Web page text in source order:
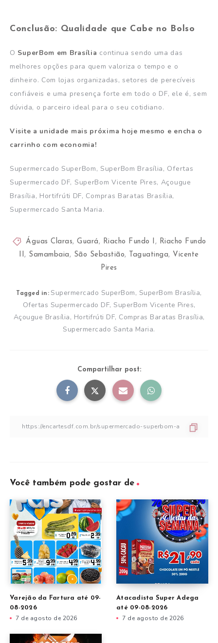
Conclusão: Qualidade que Cabe no Bolso
O SuperBom em Brasília continua sendo uma das
melhores opções para quem valoriza o tempo e o
dinheiro. Com lojas organizadas, setores de perecíveis
confiáveis e uma presença forte em todo o DF, ele é, sem
dúvida, o parceiro ideal para o seu cotidiano.
Visite a unidade mais próxima hoje mesmo e encha o
carrinho com economia!
Supermercado SuperBom, SuperBom Brasília, Ofertas
Supermercado DF, SuperBom Vicente Pires, Açougue
Brasília, Hortifrúti DF, Compras Baratas Brasília,
Supermercado Santa Maria.
Águas Claras, Guará , Riacho Fundo I ,
Riacho Fundo
, Samambaia , São Sebastião, Taguatinga, Vicente
Pires
Tagged in: Supermercado SuperBom, SuperBom Brasília,
Ofertas Supermercado DF, SuperBom Vicente Pires,
Açougue Brasília, Hortifrúti DF, Compras Baratas Brasília,
Supermercado Santa Maria.
Compartilhar post:
Você também pode gostar de
Varejão da Fartura até 09-
08-2026
7 de agosto de 2026
Atacadista Super Adega
até 09-08-2026
7 de agosto de 2026